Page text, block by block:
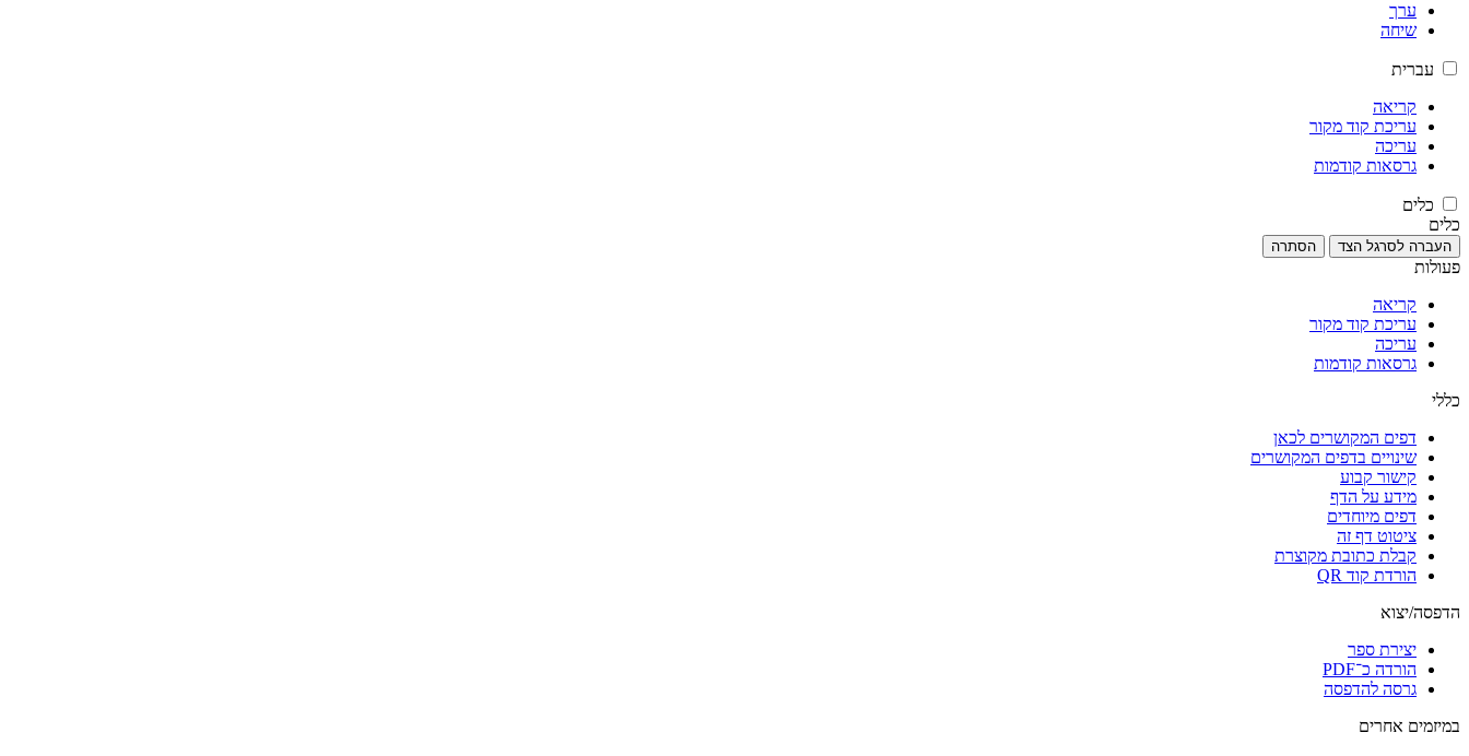
ערך
שיחה
עברית
קריאה
עריכת קוד מקור
עריכה
גרסאות קודמות
כלים
כלים
העברה לסרגל הצד הסתרה
פעולות
קריאה
עריכת קוד מקור
עריכה
גרסאות קודמות
כללי
דפים המקושרים לכאן
שינויים בדפים המקושרים
קישור קבוע
מידע על הדף
דפים מיוחדים
ציטוט דף זה
קבלת כתובת מקוצרת
הורדת קוד QR
הדפסה/יצוא
יצירת ספר
הורדה כ־PDF
גרסה להדפסה
במיזמים אחרים